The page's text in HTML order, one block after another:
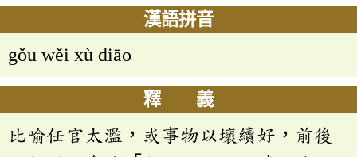
漢語拼音
gǒu wěi xù diāo
釋 義
比喻任官太濫，或事物以壞續好，前後